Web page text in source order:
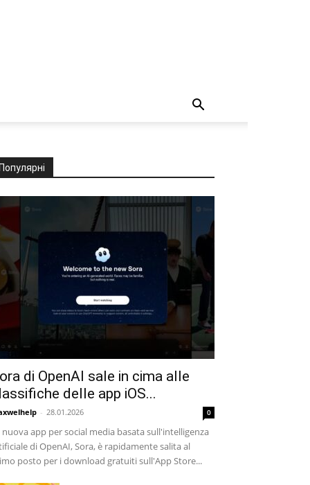
Популярні
di OpenAI sale in cima alle
delle app iOS...
- 28.01.2026 0
nuova app per social media basata sull'intelligenza
di OpenAI, Sora, è rapidamente salita al
posto per i download gratuiti sull'App Store...